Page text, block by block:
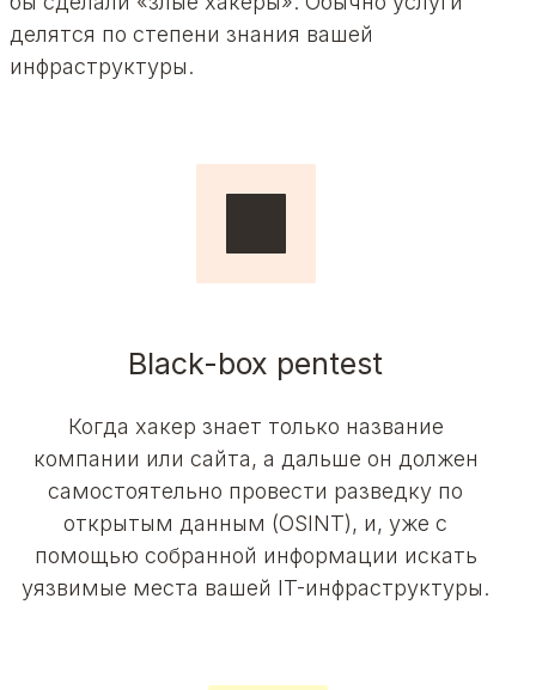
делятся по степени знания вашей
инфраструктуры.
Black-box pentest
Когда хакер знает только название
компании или сайта, а дальше он должен
самостоятельно провести разведку по
открытым данным (OSINT), и, уже с
помощью собранной информации искать
уязвимые места вашей IT-инфраструктуры.